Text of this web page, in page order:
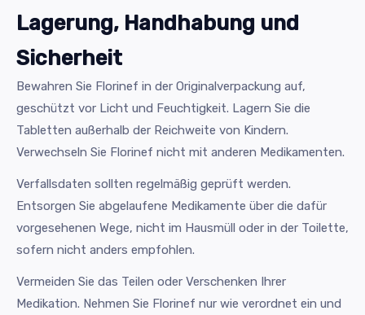
Lagerung, Handhabung und
Sicherheit
Bewahren Sie Florinef in der Originalverpackung auf,
geschützt vor Licht und Feuchtigkeit. Lagern Sie die
Tabletten außerhalb der Reichweite von Kindern.
Verwechseln Sie Florinef nicht mit anderen Medikamenten.
Verfallsdaten sollten regelmäßig geprüft werden.
Entsorgen Sie abgelaufene Medikamente über die dafür
vorgesehenen Wege, nicht im Hausmüll oder in der Toilette,
sofern nicht anders empfohlen.
Vermeiden Sie das Teilen oder Verschenken Ihrer
Medikation. Nehmen Sie Florinef nur wie verordnet ein und